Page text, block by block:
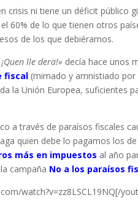
crisis ni tiene un déficit
60% de lo que tienen otros
de los que debiéramos.
lle dera!» decía hace unos
fiscal (mimado y amnistiado
la Unión Europea, suficientes
a través de paraísos fiscales
quien debe lo pagamos los
más en impuestos al año
campaña No a los paraísos
watch?v=zz8LSCL19NQ[/